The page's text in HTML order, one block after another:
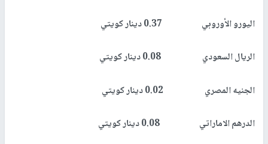
اليورو الأوروبي 0.37 دينار كويتي
الريال السعودي 0.08 دينار كويتي
الجنيه المصري 0.02 دينار كويتي
الدرهم الاماراتي 0.08 دينار كويتي